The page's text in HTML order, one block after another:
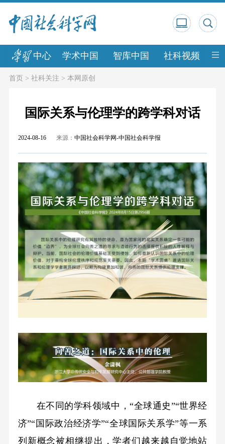
中心 学术中国 智库中国 社科视频 中
首页> 社科关注 > 本网原创
国际关系与伦理学的跨学科对话
2024-08-16 来源： 中国社会科学网-中国社会科学报
在不同的学科领域中，“全球通史”“世界经
济”“国际政治经济学”“全球国际关系学”等一系
列新概念被相继提出，学者们越来越自觉地站